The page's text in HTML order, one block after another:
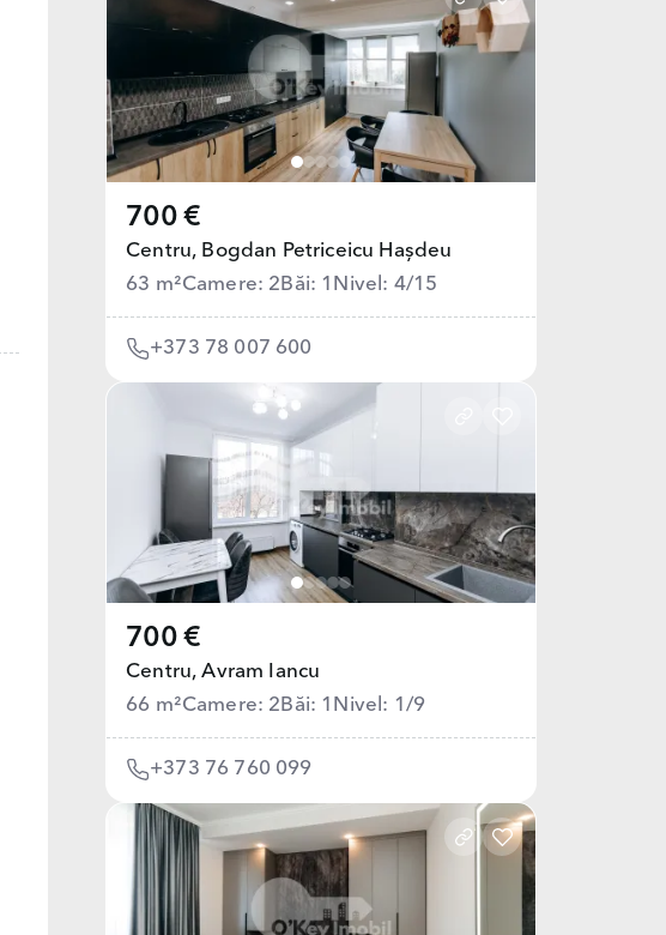
700 €
Centru, Bogdan Petriceicu Hașdeu
63 m²Camere: 2 Băi: 1 Nivel: 4/15
+373 78 007 600
700 €
Centru, Avram Iancu
66 m²Camere: 2 Băi: 1 Nivel: 1/9
+373 76 760 099